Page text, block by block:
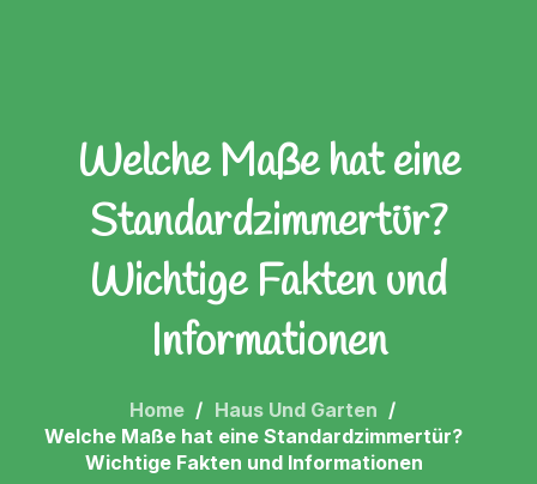
Welche Maße hat eine
Standardzimmertür?
Wichtige Fakten und
Informationen
Home
Haus Und Garten
Welche Maße hat eine Standardzimmertür?
Wichtige Fakten und Informationen